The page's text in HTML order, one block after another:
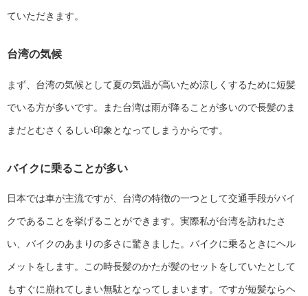
ていただきます。
台湾の気候
まず、台湾の気候として夏の気温が高いため涼しくするために短髪
でいる方が多いです。また台湾は雨が降ることが多いので長髪のま
まだとむさくるしい印象となってしまうからです。
バイクに乗ることが多い
日本では車が主流ですが、台湾の特徴の一つとして交通手段がバイ
クであることを挙げることができます。実際私が台湾を訪れたさ
い、バイクのあまりの多さに驚きました。バイクに乗るときにヘル
メットをします。この時長髪のかたが髪のセットをしていたとして
もすぐに崩れてしまい無駄となってしまいます。ですが短髪ならヘ